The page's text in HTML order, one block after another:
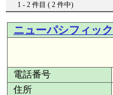
1 - 2 件目 ( 2 件中)
ニューパシフィッ
電話番号
住所